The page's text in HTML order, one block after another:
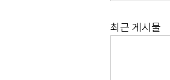
최근 게시물